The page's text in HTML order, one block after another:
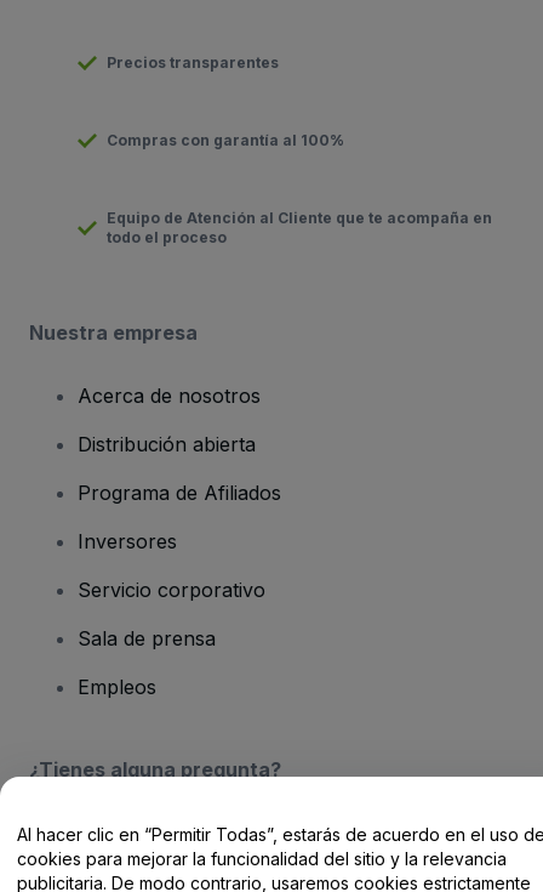
Precios transparentes
Compras con garantía al 100%
Equipo de Atención al Cliente que te acompaña en
todo el proceso
Nuestra empresa
Acerca de nosotros
Distribución abierta
Programa de Afiliados
Inversores
Servicio corporativo
Sala de prensa
Empleos
¿Tienes alguna pregunta?
Centro de Ayuda / Contacto
Al hacer clic en “Permitir Todas”, estarás de acuerdo en el uso
cookies para mejorar la funcionalidad del sitio y la relevancia
publicitaria. De modo contrario, usaremos cookies estrictamente